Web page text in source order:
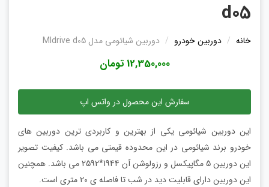
d05
خانه دوربین خودرو دوربین شیائومی مدل MIdrive d05
12,350,000 تومان
سفارش این محصول در واتس اپ
این دوربین شیائومی یکی از بهترین و کاربردی ترین دوربین های
خودرو برند شیائومی در این محدوده قیمتی می باشد. کیفیت تصویر
این دوربین 5 مگاپیکسل و رزولوشن آن 1944*2592 می باشد. همچنین
این دوربین دارای قابلیت دید در شب تا فاصله ی 20 متری است.